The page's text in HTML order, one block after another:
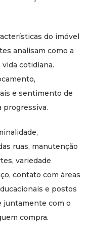
do imóvel
analisam como a
cotidiana.
e sentimento de
progressiva.
ruas, manutenção
variedade
contato com áreas
e postos
juntamente com o
compra.